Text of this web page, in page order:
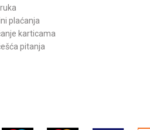
plaćanja
karticama
pitanja